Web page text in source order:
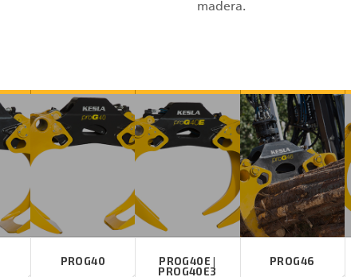
madera.
PROG40
PROG40E |
PROG40E3
PROG46